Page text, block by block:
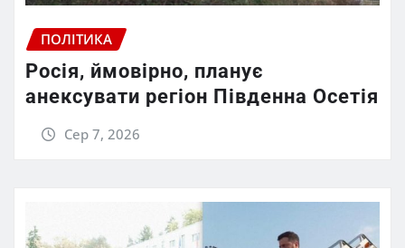
ПОЛІТИКА
Росія, ймовірно, планує
анексувати регіон Південна Осетія
Сер 7, 2026